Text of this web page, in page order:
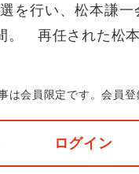
を行い、松本謙
。 再任された松
は会員限定です。会員登
ログイン